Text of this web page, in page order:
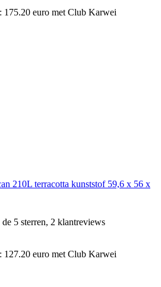
175.20 euro met Club Karwei
210L terracotta kunststof 59,6 x 56 x
5 sterren, 2 klantreviews
127.20 euro met Club Karwei